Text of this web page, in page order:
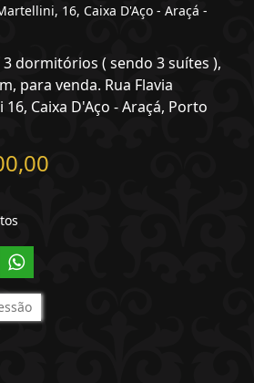
16, Caixa D'Aço - Araçá -
3 dormitórios ( sendo 3 suítes ),
para venda. Rua Flavia
Caixa D'Aço - Araçá, Porto